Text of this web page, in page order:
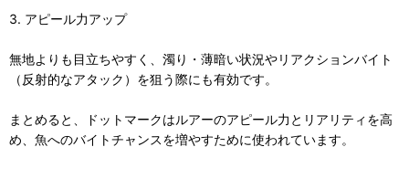
3. アピール力アップ
無地よりも目立ちやすく、濁り・薄暗い状況やリアクションバイト
（反射的なアタック）を狙う際にも有効です。
まとめると、ドットマークはルアーのアピール力とリアリティを高
め、魚へのバイトチャンスを増やすために使われています。